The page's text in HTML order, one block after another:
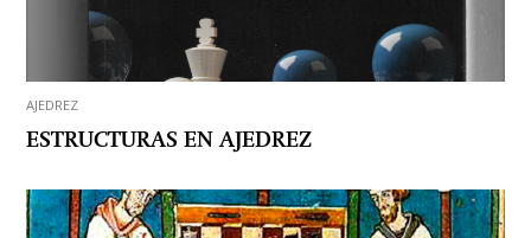
AJEDREZ
ESTRUCTURAS EN AJEDREZ